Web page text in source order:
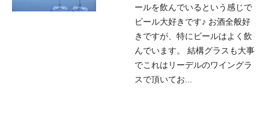
ールを飲んでいるという感じで
ビール大好きです♪ お酒全般好
きですが、特にビールはよく飲
んでいます。 結構グラスも大事
でこれはリーデルのワイングラ
スで頂いてお...